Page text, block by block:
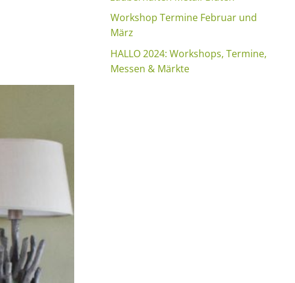
Workshop Termine Februar und
März
HALLO 2024: Workshops, Termine,
Messen & Märkte